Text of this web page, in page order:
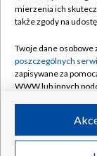
Naziemna
Rada
System NOS
Informacje o
Program dla
©2026
mierzenia ich
także zgody na
Twoje dane osobowe
poszczególnych
zapisywane za
WWW lub innych
ruchu w Internecie.
Twoje dane